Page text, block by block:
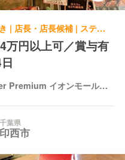
洋食・西洋料理, ステーキ・鉄板焼き | 店長・店長候補 | ステーキ＆ハンバーグ Denver Premium イオンモール千葉ニュータウン店
万円以上可／賞与有
Premium イオンモール千
千葉県
印西市